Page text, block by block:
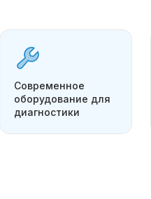
Современное
оборудование для
диагностики